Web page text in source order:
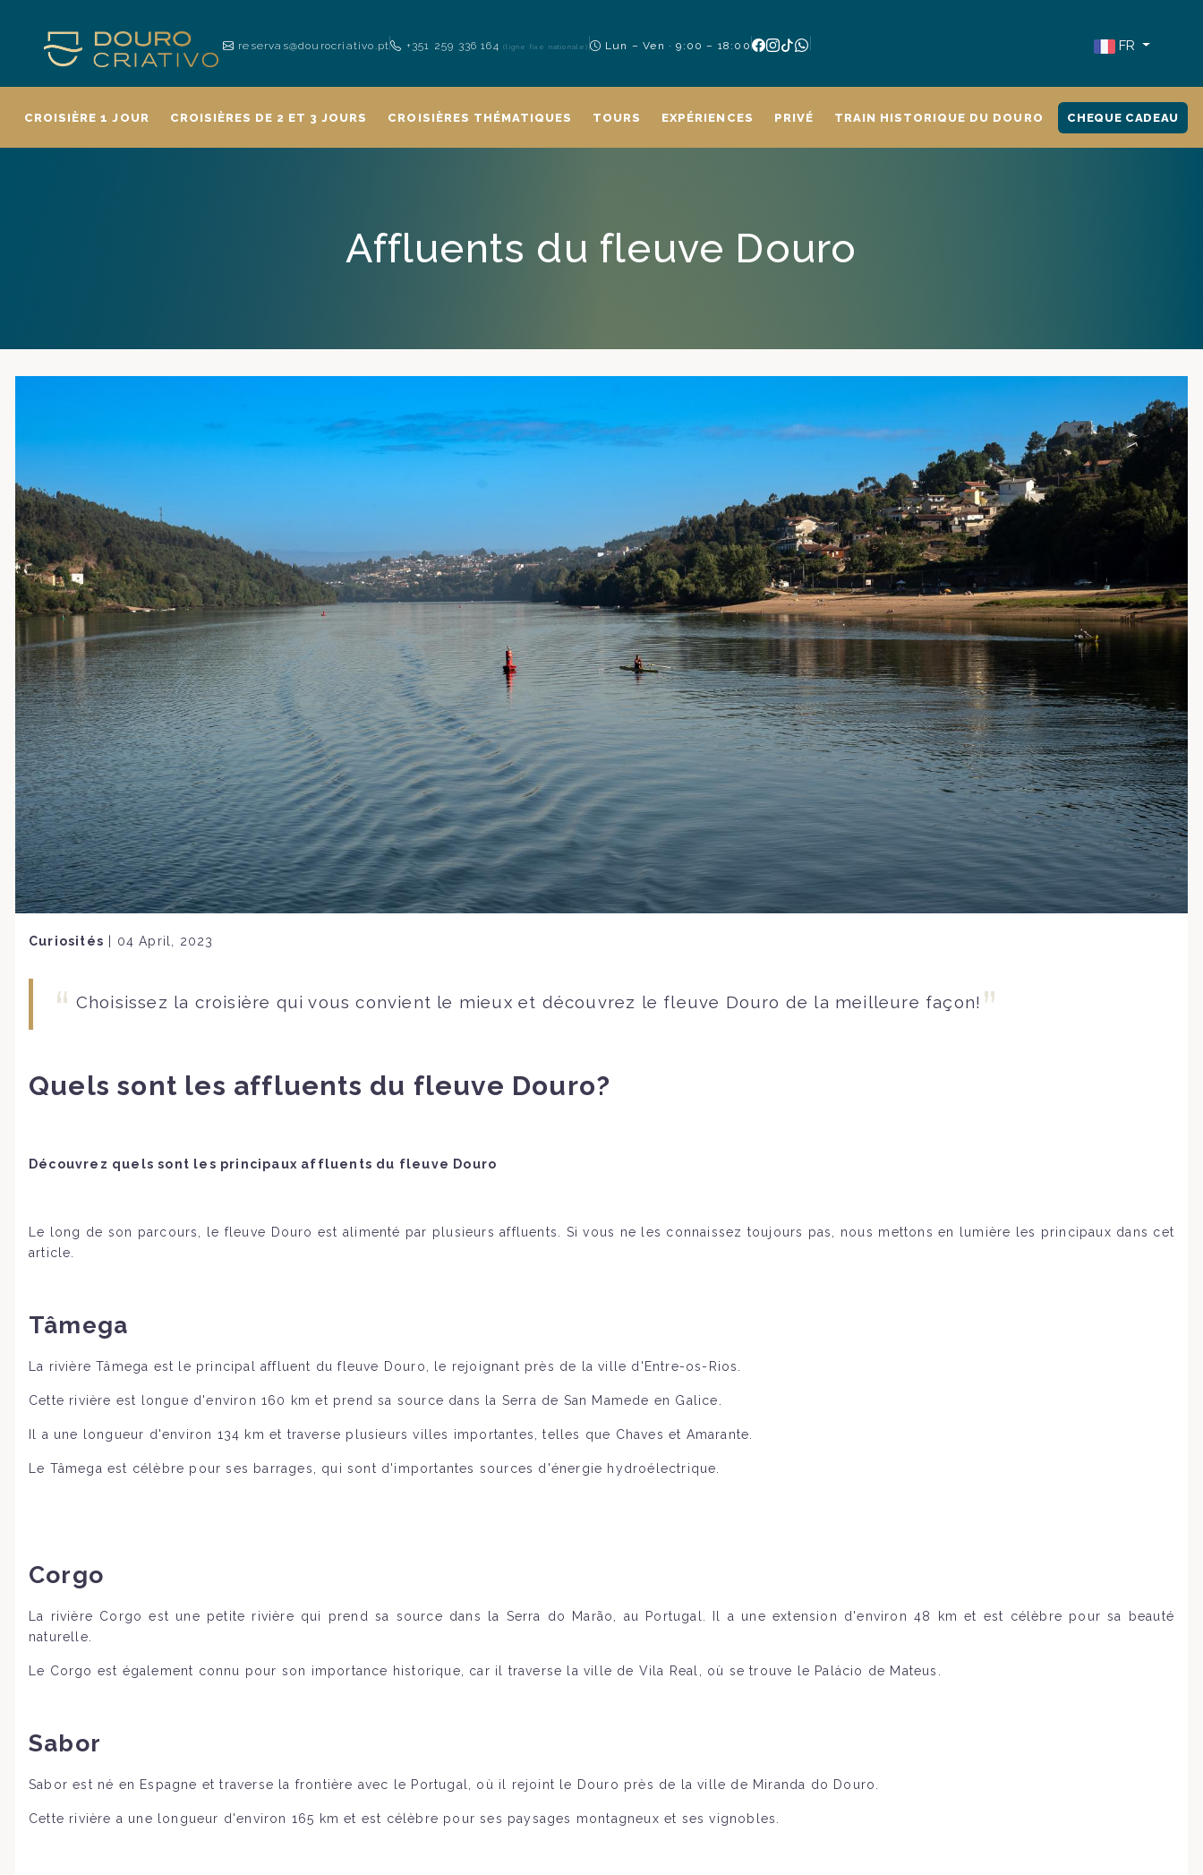
reservas@dourocriativo.pt +351 259 336 164(ligne fixe nationale) Lun – Ven · 9:00 – 18:00 FR
CROISIÈRE 1 JOUR CROISIÈRES DE 2 ET 3 JOURS CROISIÈRES THÉMATIQUES TOURS EXPÉRIENCES PRIVÉ TRAIN HISTORIQUE DU DOURO CHEQUE CADEAU
Affluents du fleuve Douro
Curiosités 04 April, 2023
Choisissez la croisière qui vous convient le mieux et découvrez le fleuve Douro de la meilleure façon!
Quels sont les affluents du fleuve Douro?
Découvrez quels sont les principaux affluents du fleuve Douro
Le long de son parcours, le fleuve Douro est alimenté par plusieurs affluents. Si vous ne les connaissez toujours pas, nous mettons en lumière les principaux dans cet
article.
Tâmega
La rivière Tâmega est le principal affluent du fleuve Douro, le rejoignant près de la ville d'Entre-os-Rios.
Cette rivière est longue d'environ 160 km et prend sa source dans la Serra de San Mamede en Galice.
Il a une longueur d'environ 134 km et traverse plusieurs villes importantes, telles que Chaves et Amarante.
Le Tâmega est célèbre pour ses barrages, qui sont d'importantes sources d'énergie hydroélectrique.
Corgo
La rivière Corgo est une petite rivière qui prend sa source dans la Serra do Marão, au Portugal. Il a une extension d'environ 48 km et est célèbre pour sa beauté
naturelle.
Le Corgo est également connu pour son importance historique, car il traverse la ville de Vila Real, où se trouve le Palácio de Mateus.
Sabor
Sabor est né en Espagne et traverse la frontière avec le Portugal, où il rejoint le Douro près de la ville de Miranda do Douro.
Cette rivière a une longueur d'environ 165 km et est célèbre pour ses paysages montagneux et ses vignobles.